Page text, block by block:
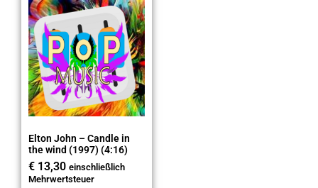
Elton John – Candle in
the wind (1997) (4:16)
€ 13,30 einschließlich
Mehrwertsteuer